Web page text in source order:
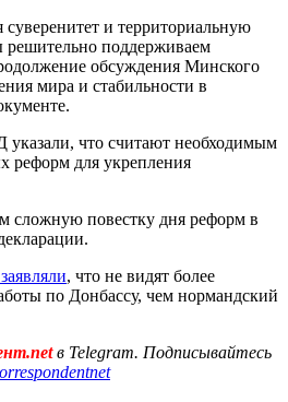
и территориальную
поддерживаем
обсуждения Минского
мира и стабильности в
что считают необходимым
реформ для укрепления
сложную повестку дня реформ в
, что не видят более
по Донбассу, чем нормандский
в Telegram. Подписывайтесь